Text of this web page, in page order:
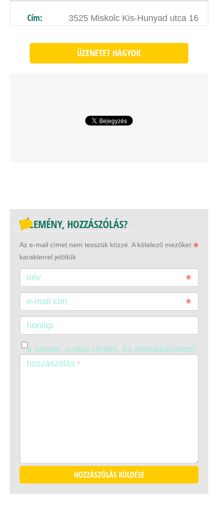
Cím: 3525 Miskolc Kis-Hunyad utca 16
ÜZENETET HAGYOK
VÉLEMÉNY, HOZZÁSZÓLÁS?
Az e-mail címet nem tesszük közzé. A kötelező mezőket
karakterrel jelöltük
név
e-mail cím
honlap
a nevem, e-mail címem, és weboldalcímem
mentése a böngészőben a következő
hozzászólás *